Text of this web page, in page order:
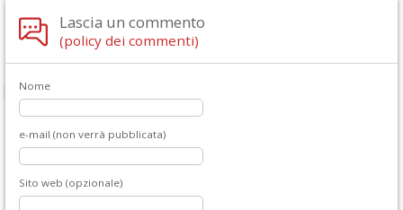
Lascia un commento
(policy dei commenti)
Nome
e-mail (non verrà pubblicata)
Sito web (opzionale)